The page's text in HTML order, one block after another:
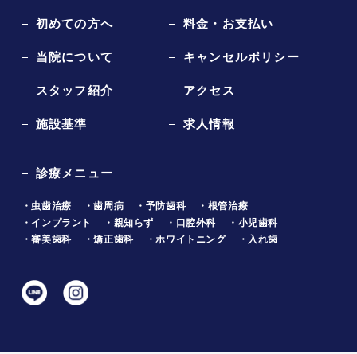
初めての方へ
当院について
スタッフ紹介
施設基準
料金・お支払い
キャンセルポリシー
アクセス
求人情報
診療メニュー
・虫歯治療 ・歯周病 ・予防歯科
・根管治療
・インプラント
・親知らず ・口腔外科
・小児歯科
・審美歯科
・矯正歯科 ・ホワイトニング ・入れ歯